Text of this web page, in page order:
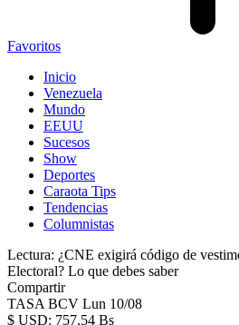
Favoritos
Inicio
Venezuela
Mundo
EEUU
Sucesos
Show
Deportes
Caraota Tips
Tendencias
Columnistas
Lectura: ¿CNE exigirá código de
Electoral? Lo que debes saber
Compartir
TASA BCV Lun 10/08
$ USD: 757,54 Bs